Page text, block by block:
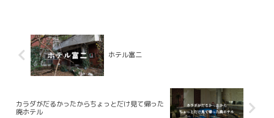
ホテル富二
カラダがだるかったからちょっとだけ見て帰った
廃ホテル